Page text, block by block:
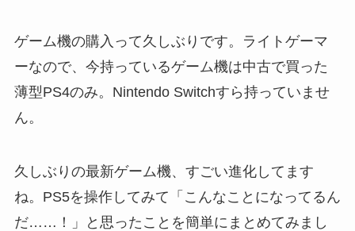
ゲーム機の購入って久しぶりです。ライトゲーマ
ーなので、今持っているゲーム機は中古で買った
薄型PS4のみ。Nintendo Switchすら持っていませ
ん。
久しぶりの最新ゲーム機、すごい進化してます
ね。PS5を操作してみて「こんなことになってるん
だ……！」と思ったことを簡単にまとめてみまし